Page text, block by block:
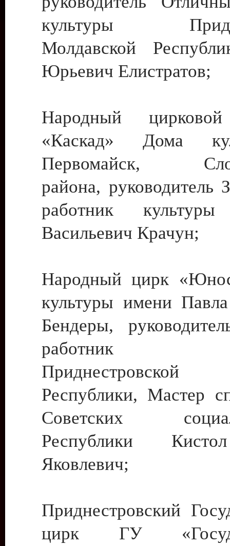
культуры
Молдавской
Юрьевич Елистратов;
Народный цирковой
«Каскад» Дома
Первомайск,
района, руководитель
работник культуры
Васильевич Крачун;
Народный цирк
культуры имени
Бендеры,
работник
Приднестровской
Республики, Мастер
Советских
Республики
Яковлевич;
Приднестровский
цирк ГУ